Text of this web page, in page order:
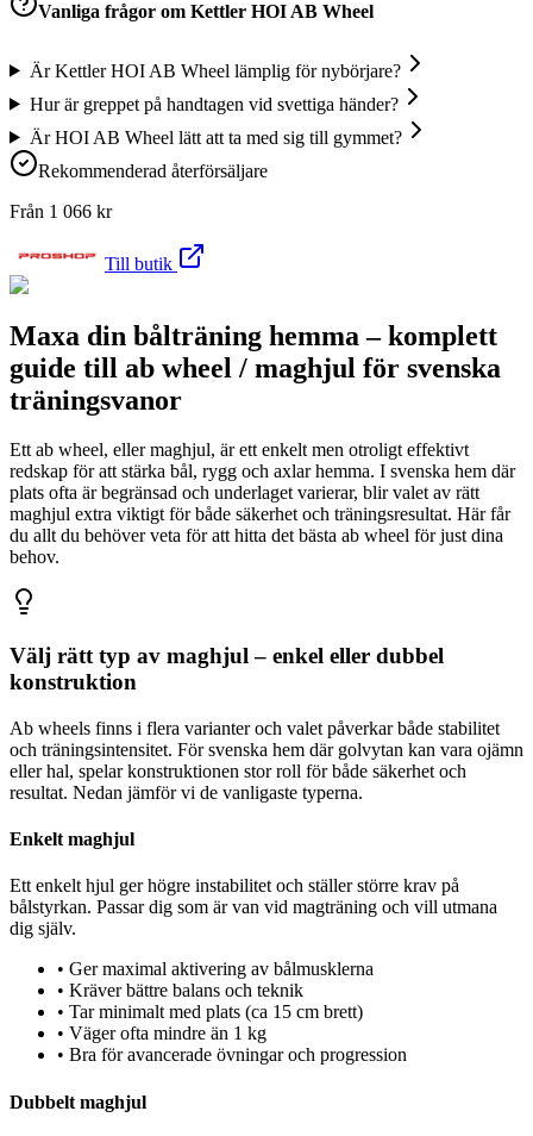
Vanliga frågor om Kettler HOI AB Wheel
Är Kettler HOI AB Wheel lämplig för nybörjare?
Hur är greppet på handtagen vid svettiga händer?
Är HOI AB Wheel lätt att ta med sig till gymmet?
Rekommenderad återförsäljare
Från 1 066 kr
Till butik
Maxa din bålträning hemma – komplett
guide till ab wheel / maghjul för svenska
träningsvanor
Ett ab wheel, eller maghjul, är ett enkelt men otroligt effektivt
redskap för att stärka bål, rygg och axlar hemma. I svenska hem där
plats ofta är begränsad och underlaget varierar, blir valet av rätt
maghjul extra viktigt för både säkerhet och träningsresultat. Här får
du allt du behöver veta för att hitta det bästa ab wheel för just dina
behov.
Välj rätt typ av maghjul – enkel eller dubbel
konstruktion
Ab wheels finns i flera varianter och valet påverkar både stabilitet
och träningsintensitet. För svenska hem där golvytan kan vara ojämn
eller hal, spelar konstruktionen stor roll för både säkerhet och
resultat. Nedan jämför vi de vanligaste typerna.
Enkelt maghjul
Ett enkelt hjul ger högre instabilitet och ställer större krav på
bålstyrkan. Passar dig som är van vid magträning och vill utmana
dig själv.
• Ger maximal aktivering av bålmusklerna
• Kräver bättre balans och teknik
• Tar minimalt med plats (ca 15 cm brett)
• Väger ofta mindre än 1 kg
• Bra för avancerade övningar och progression
Dubbelt maghjul